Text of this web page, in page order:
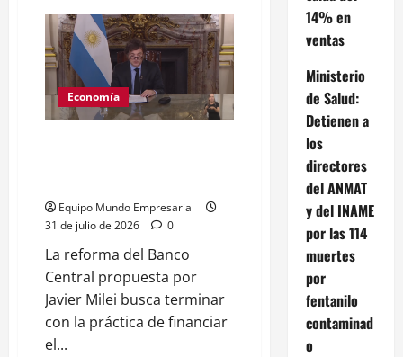
CAC
apoya
reforma
del
BCRA:
límite
a
la
emisión
Economía
Equipo Mundo Empresarial
31 de julio de 2026
0
La reforma del Banco
Central propuesta por
Javier Milei busca terminar
con la práctica de financiar
el...
14% en
ventas
Ministerio
de Salud:
Detienen a
los
directores
del ANMAT
y del INAME
por las 114
muertes
por
fentanilo
contaminad
o